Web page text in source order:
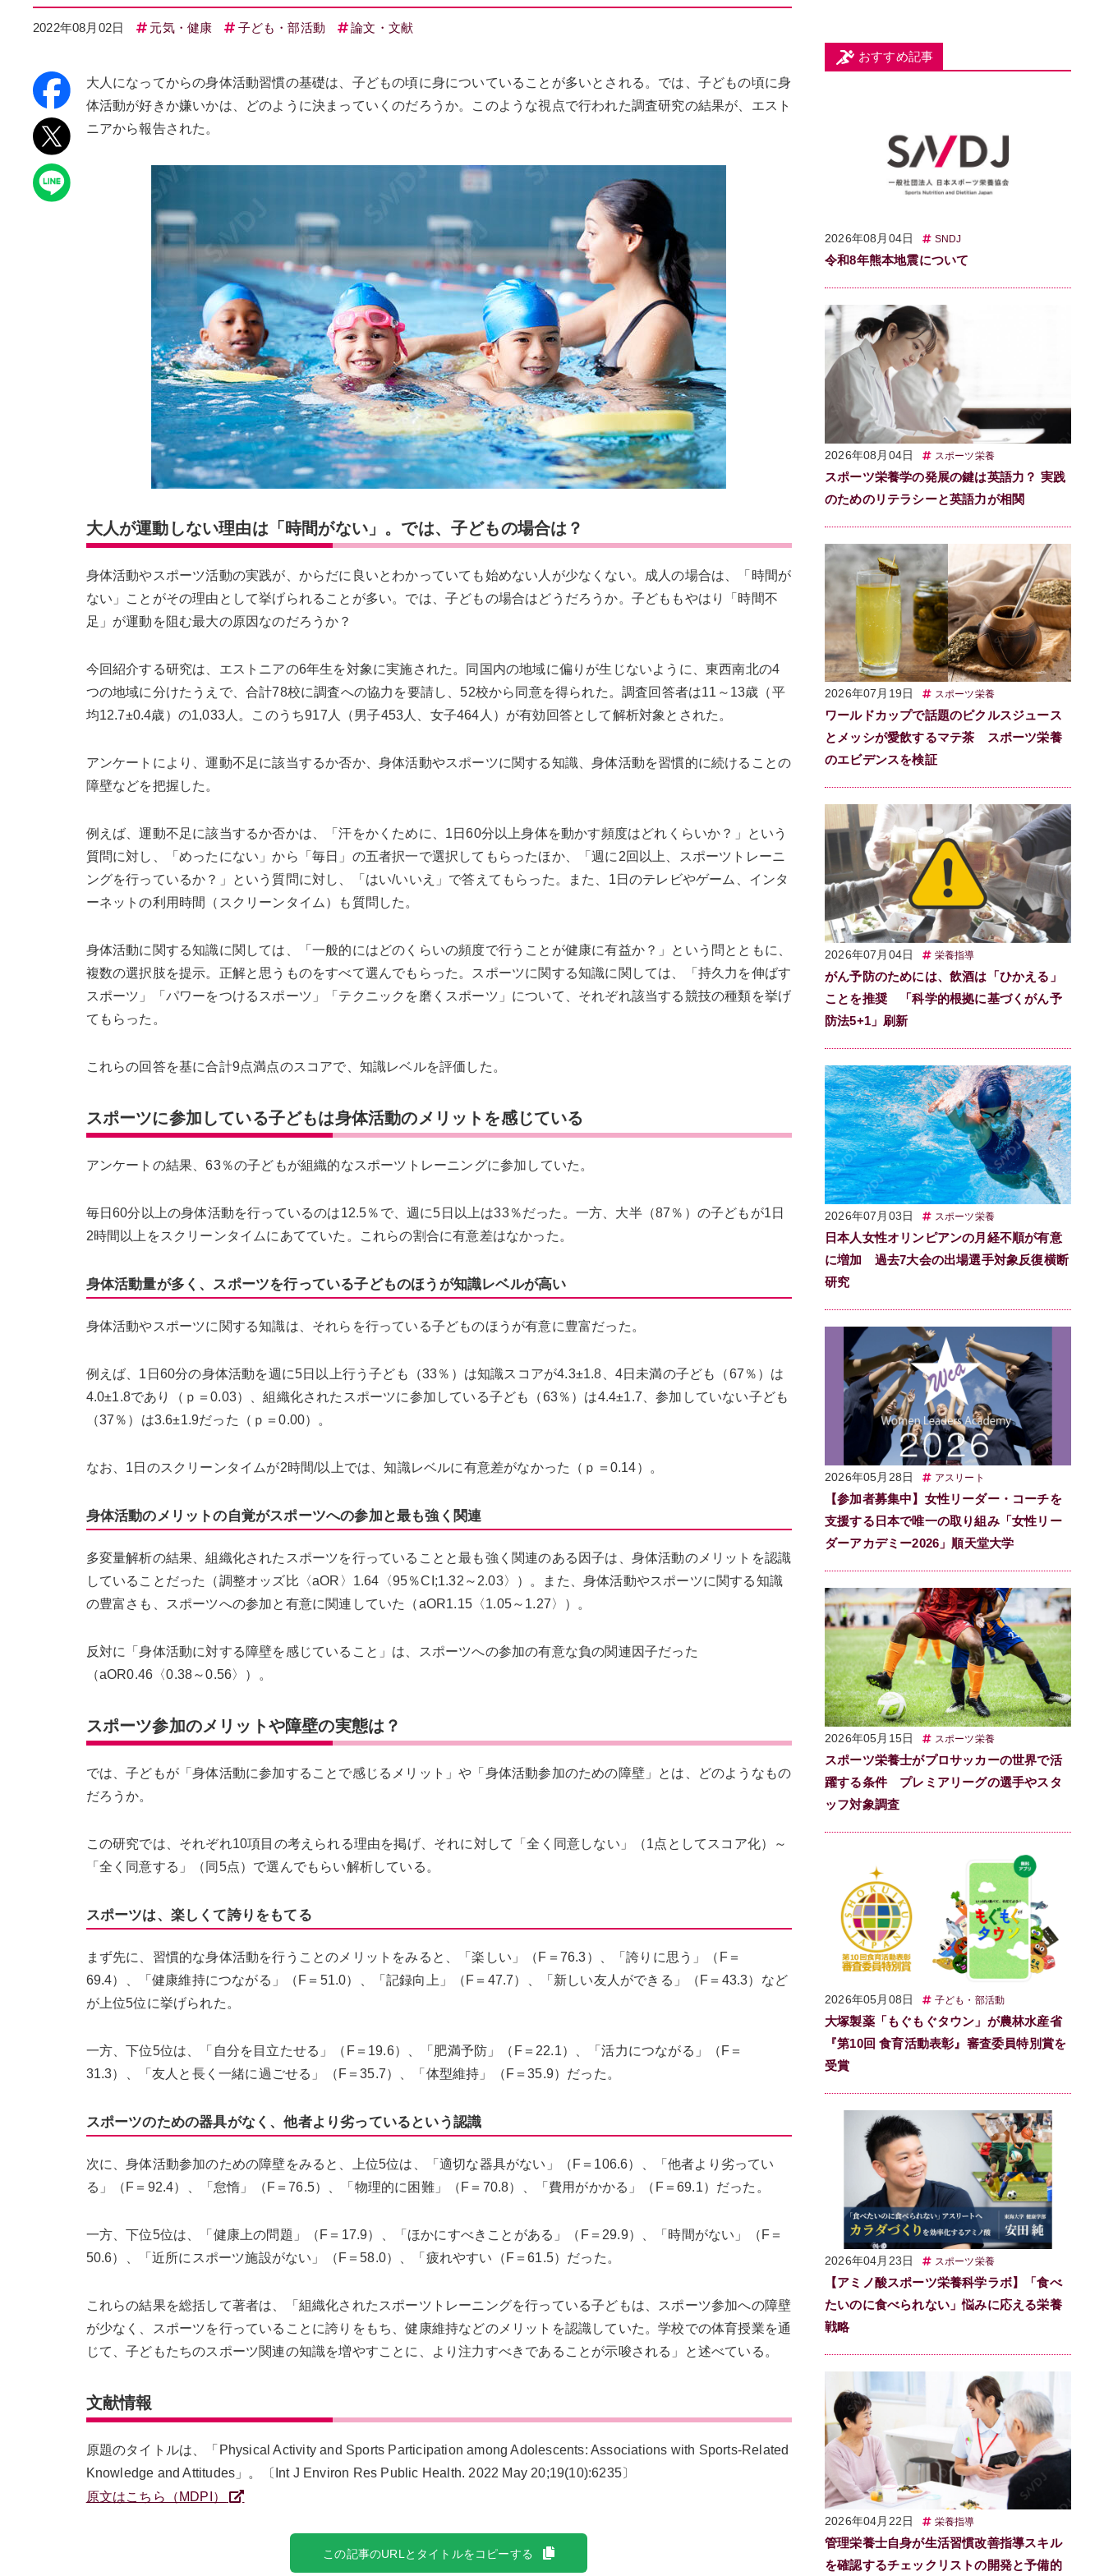
2022年08月02日 元気・健康 子ども・部活動 論文・文献
大人になってからの身体活動習慣の基礎は、子どもの頃に身についていることが多いとされる。では、子どもの頃に身
体活動が好きか嫌いかは、どのように決まっていくのだろうか。このような視点で行われた調査研究の結果が、エスト
ニアから報告された。
大人が運動しない理由は「時間がない」。では、子どもの場合は？
身体活動やスポーツ活動の実践が、からだに良いとわかっていても始めない人が少なくない。成人の場合は、「時間が
ない」ことがその理由として挙げられることが多い。では、子どもの場合はどうだろうか。子どももやはり「時間不
足」が運動を阻む最大の原因なのだろうか？
今回紹介する研究は、エストニアの6年生を対象に実施された。同国内の地域に偏りが生じないように、東西南北の4
つの地域に分けたうえで、合計78校に調査への協力を要請し、52校から同意を得られた。調査回答者は11～13歳（平
均12.7±0.4歳）の1,033人。このうち917人（男子453人、女子464人）が有効回答として解析対象とされた。
アンケートにより、運動不足に該当するか否か、身体活動やスポーツに関する知識、身体活動を習慣的に続けることの
障壁などを把握した。
例えば、運動不足に該当するか否かは、「汗をかくために、1日60分以上身体を動かす頻度はどれくらいか？」という
質問に対し、「めったにない」から「毎日」の五者択一で選択してもらったほか、「週に2回以上、スポーツトレーニ
ングを行っているか？」という質問に対し、「はい/いいえ」で答えてもらった。また、1日のテレビやゲーム、インタ
ーネットの利用時間（スクリーンタイム）も質問した。
身体活動に関する知識に関しては、「一般的にはどのくらいの頻度で行うことが健康に有益か？」という問とともに、
複数の選択肢を提示。正解と思うものをすべて選んでもらった。スポーツに関する知識に関しては、「持久力を伸ばす
スポーツ」「パワーをつけるスポーツ」「テクニックを磨くスポーツ」について、それぞれ該当する競技の種類を挙げ
てもらった。
これらの回答を基に合計9点満点のスコアで、知識レベルを評価した。
スポーツに参加している子どもは身体活動のメリットを感じている
アンケートの結果、63％の子どもが組織的なスポーツトレーニングに参加していた。
毎日60分以上の身体活動を行っているのは12.5％で、週に5日以上は33％だった。一方、大半（87％）の子どもが1日
2時間以上をスクリーンタイムにあてていた。これらの割合に有意差はなかった。
身体活動量が多く、スポーツを行っている子どものほうが知識レベルが高い
身体活動やスポーツに関する知識は、それらを行っている子どものほうが有意に豊富だった。
例えば、1日60分の身体活動を週に5日以上行う子ども（33％）は知識スコアが4.3±1.8、4日未満の子ども（67％）は
4.0±1.8であり（ｐ＝0.03）、組織化されたスポーツに参加している子ども（63％）は4.4±1.7、参加していない子ども
（37％）は3.6±1.9だった（ｐ＝0.00）。
なお、1日のスクリーンタイムが2時間/以上では、知識レベルに有意差がなかった（ｐ＝0.14）。
身体活動のメリットの自覚がスポーツへの参加と最も強く関連
多変量解析の結果、組織化されたスポーツを行っていることと最も強く関連のある因子は、身体活動のメリットを認識
していることだった（調整オッズ比〈aOR〉1.64〈95％CI;1.32～2.03〉）。また、身体活動やスポーツに関する知識
の豊富さも、スポーツへの参加と有意に関連していた（aOR1.15〈1.05～1.27〉）。
反対に「身体活動に対する障壁を感じていること」は、スポーツへの参加の有意な負の関連因子だった
（aOR0.46〈0.38～0.56〉）。
スポーツ参加のメリットや障壁の実態は？
では、子どもが「身体活動に参加することで感じるメリット」や「身体活動参加のための障壁」とは、どのようなもの
だろうか。
この研究では、それぞれ10項目の考えられる理由を掲げ、それに対して「全く同意しない」（1点としてスコア化）～
「全く同意する」（同5点）で選んでもらい解析している。
スポーツは、楽しくて誇りをもてる
まず先に、習慣的な身体活動を行うことのメリットをみると、「楽しい」（F＝76.3）、「誇りに思う」（F＝
69.4）、「健康維持につながる」（F＝51.0）、「記録向上」（F＝47.7）、「新しい友人ができる」（F＝43.3）など
が上位5位に挙げられた。
一方、下位5位は、「自分を目立たせる」（F＝19.6）、「肥満予防」（F＝22.1）、「活力につながる」（F＝
31.3）、「友人と長く一緒に過ごせる」（F＝35.7）、「体型維持」（F＝35.9）だった。
スポーツのための器具がなく、他者より劣っているという認識
次に、身体活動参加のための障壁をみると、上位5位は、「適切な器具がない」（F＝106.6）、「他者より劣ってい
る」（F＝92.4）、「怠惰」（F＝76.5）、「物理的に困難」（F＝70.8）、「費用がかかる」（F＝69.1）だった。
一方、下位5位は、「健康上の問題」（F＝17.9）、「ほかにすべきことがある」（F＝29.9）、「時間がない」（F＝
50.6）、「近所にスポーツ施設がない」（F＝58.0）、「疲れやすい（F＝61.5）だった。
これらの結果を総括して著者は、「組織化されたスポーツトレーニングを行っている子どもは、スポーツ参加への障壁
が少なく、スポーツを行っていることに誇りをもち、健康維持などのメリットを認識していた。学校での体育授業を通
じて、子どもたちのスポーツ関連の知識を増やすことに、より注力すべきであることが示唆される」と述べている。
文献情報
原題のタイトルは、「Physical Activity and Sports Participation among Adolescents: Associations with Sports-Related
Knowledge and Attitudes」。〔Int J Environ Res Public Health. 2022 May 20;19(10):6235〕
原文はこちら（MDPI）
この記事のURLとタイトルをコピーする
おすすめ記事
2026年08月04日 SNDJ
令和8年熊本地震について
2026年08月04日 スポーツ栄養
スポーツ栄養学の発展の鍵は英語力？ 実践
のためのリテラシーと英語力が相関
2026年07月19日 スポーツ栄養
ワールドカップで話題のピクルスジュース
とメッシが愛飲するマテ茶 スポーツ栄養
のエビデンスを検証
2026年07月04日 栄養指導
がん予防のためには、飲酒は「ひかえる」
ことを推奨 「科学的根拠に基づくがん予
防法5+1」刷新
2026年07月03日 スポーツ栄養
日本人女性オリンピアンの月経不順が有意
に増加 過去7大会の出場選手対象反復横断
研究
2026年05月28日 アスリート
【参加者募集中】女性リーダー・コーチを
支援する日本で唯一の取り組み「女性リー
ダーアカデミー2026」順天堂大学
2026年05月15日 スポーツ栄養
スポーツ栄養士がプロサッカーの世界で活
躍する条件 プレミアリーグの選手やスタ
ッフ対象調査
2026年05月08日 子ども・部活動
大塚製薬「もぐもぐタウン」が農林水産省
『第10回 食育活動表彰』審査委員特別賞を
受賞
2026年04月23日 スポーツ栄養
【アミノ酸スポーツ栄養科学ラボ】「食べ
たいのに食べられない」悩みに応える栄養
戦略
2026年04月22日 栄養指導
管理栄養士自身が生活習慣改善指導スキル
を確認するチェックリストの開発と予備的